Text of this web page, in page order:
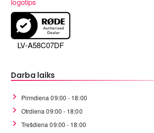
LV-A58C07DF
Darba laiks
Pirmdiena 09:00 - 18:00
Otrdiena 09:00 - 18:00
Trešdiena 09:00 - 18:00